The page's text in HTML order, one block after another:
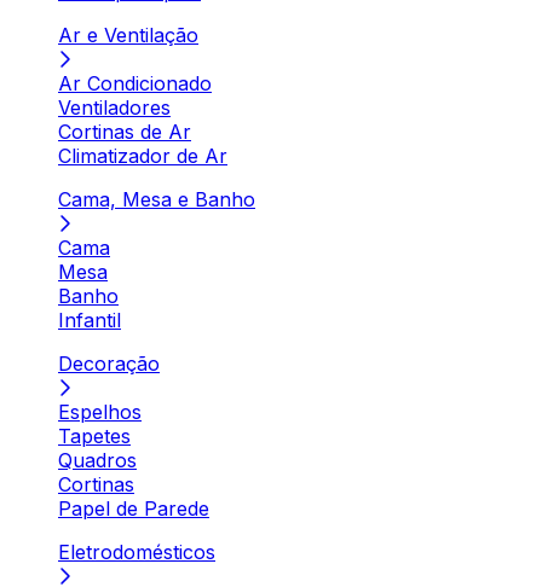
Ar e Ventilação
Ar Condicionado
Ventiladores
Cortinas de Ar
Climatizador de Ar
Cama, Mesa e Banho
Cama
Mesa
Banho
Infantil
Decoração
Espelhos
Tapetes
Quadros
Cortinas
Papel de Parede
Eletrodomésticos